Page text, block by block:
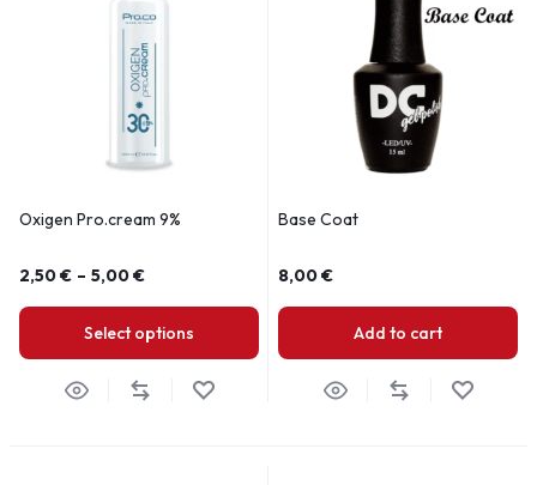
Oxigen Pro.cream 9%
2,50€ – 5,00€
Select options
Base Coat
8,00€
Add to cart